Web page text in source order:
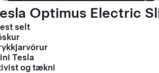
Optimus Electric
selt
Tesla
og tækni